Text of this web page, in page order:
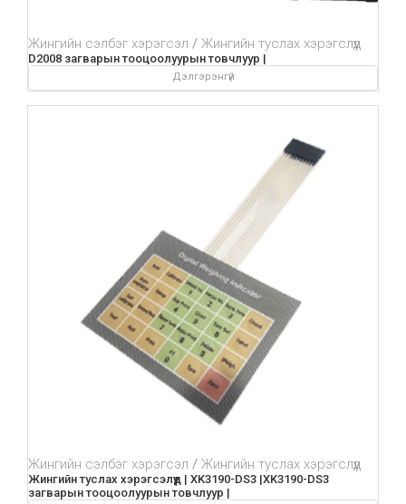
Жингийн сэлбэг хэрэгсэл Жингийн туслах хэрэгслүүд
D2008 загварын тооцоолуурын товчлуур |
Дэлгэрэнгүй
Жингийн сэлбэг хэрэгсэл Жингийн туслах хэрэгслүүд
Жингийн туслах хэрэгсэлүүд | XK3190-DS3 |XK3190-DS3
загварын тооцоолуурын товчлуур |